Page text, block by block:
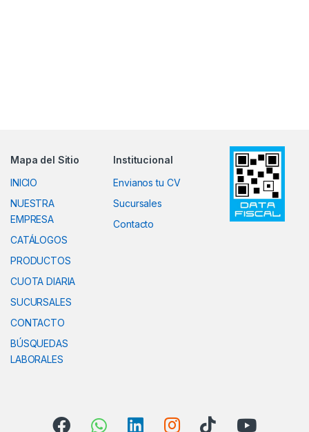
Mapa del Sitio
INICIO
NUESTRA
EMPRESA
CATÁLOGOS
PRODUCTOS
CUOTA DIARIA
SUCURSALES
CONTACTO
BÚSQUEDAS
LABORALES
Institucional
Envianos tu CV
Sucursales
Contacto